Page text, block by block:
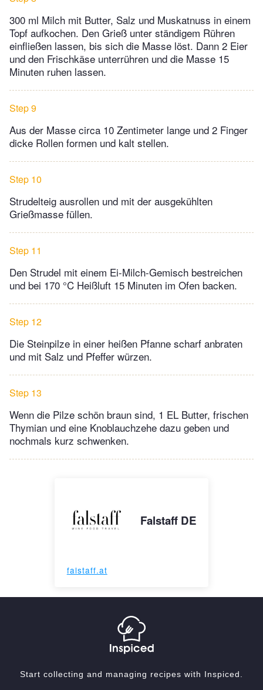
300 ml Milch mit Butter, Salz und Muskatnuss in einem
Topf aufkochen. Den Grieß unter ständigem Rühren
einfließen lassen, bis sich die Masse löst. Dann 2 Eier
und den Frischkäse unterrühren und die Masse 15
Minuten ruhen lassen.
Step 9
Aus der Masse circa 10 Zentimeter lange und 2 Finger
dicke Rollen formen und kalt stellen.
Step 10
Strudelteig ausrollen und mit der ausgekühlten
Grießmasse füllen.
Step 11
Den Strudel mit einem Ei-Milch-Gemisch bestreichen
und bei 170 °C Heißluft 15 Minuten im Ofen backen.
Step 12
Die Steinpilze in einer heißen Pfanne scharf anbraten
und mit Salz und Pfeffer würzen.
Step 13
Wenn die Pilze schön braun sind, 1 EL Butter, frischen
Thymian und eine Knoblauchzehe dazu geben und
nochmals kurz schwenken.
Falstaff DE
falstaff.at
Start collecting and managing recipes with Inspiced.